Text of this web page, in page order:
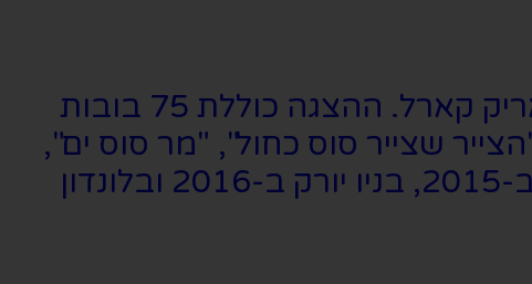
את ההצגה הקים ג'ונתן רוקפלר בהשראת הספר "הזחל הרעב" שכתב אריק קארל. ההצגה כוללת 75 בובות
שצייר סוס כחול", "מר סוס ים",
"הגחלילית הבודדת" וכמובן "הזחל הרעב". ההצגה הופיעה באוסטרליה ב-2015, בניו יורק ב-2016 ובלונדון